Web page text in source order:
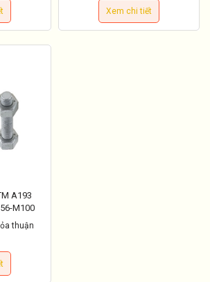
Xem chi tiết
A193
M100
thuận